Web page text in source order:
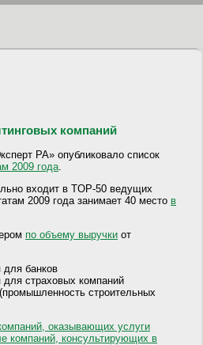
компаний
РА» опубликовало список
2009 года
входит в TOP-50 ведущих
2009 года занимает 40 место в
по объему выручки от
для банков
для страховых компаний
строительных
оказывающих услуги
компаний, консультирующих в